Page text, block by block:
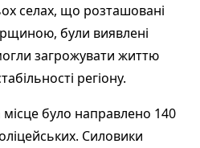
селах, що розташовані
були виявлені
загрожувати життю
регіону.
місце було направлено 140
Силовики